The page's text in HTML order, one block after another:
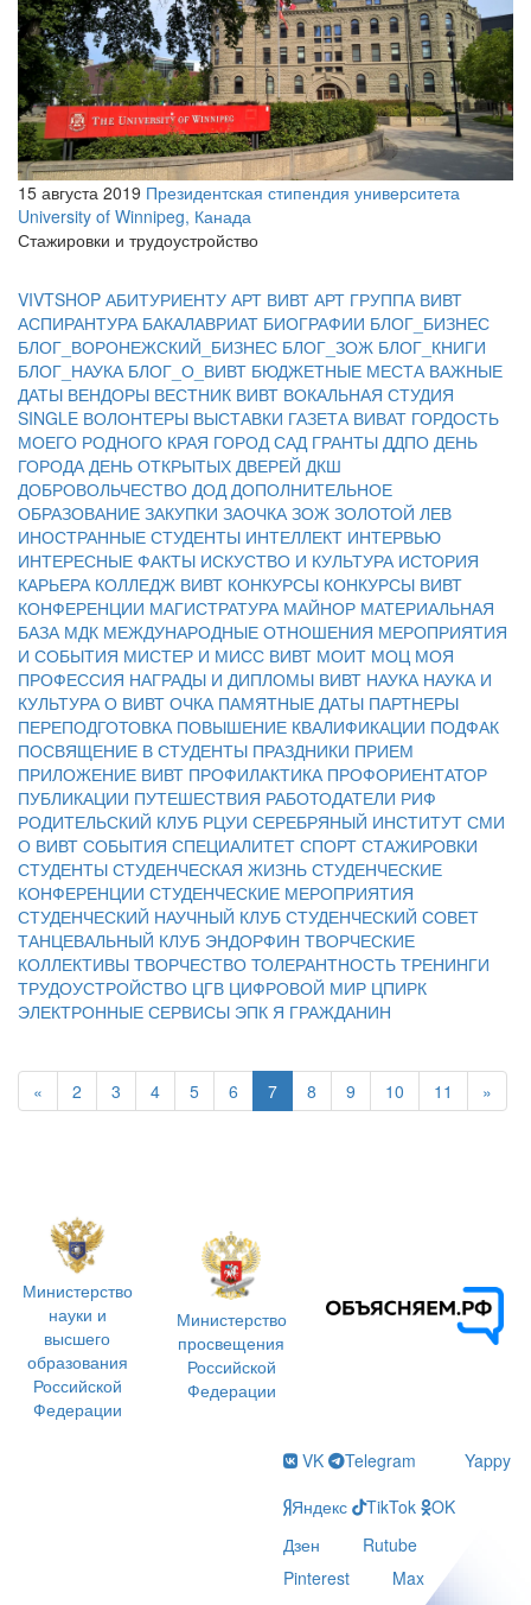
15 августа 2019 Президентская стипендия университета
University of Winnipeg, Канада
Стажировки и трудоустройство
VIVTSHOP АБИТУРИЕНТУ АРТ ВИВТ АРТ ГРУППА ВИВТ
АСПИРАНТУРА БАКАЛАВРИАТ БИОГРАФИИ БЛОГ_БИЗНЕС
БЛОГ_ВОРОНЕЖСКИЙ_БИЗНЕС БЛОГ_ЗОЖ БЛОГ_КНИГИ
БЛОГ_НАУКА БЛОГ_О_ВИВТ БЮДЖЕТНЫЕ МЕСТА ВАЖНЫЕ
ДАТЫ ВЕНДОРЫ ВЕСТНИК ВИВТ ВОКАЛЬНАЯ СТУДИЯ
SINGLE ВОЛОНТЕРЫ ВЫСТАВКИ ГАЗЕТА ВИВАТ ГОРДОСТЬ
МОЕГО РОДНОГО КРАЯ ГОРОД САД ГРАНТЫ ДДПО ДЕНЬ
ГОРОДАДЕНЬ ОТКРЫТЫХ ДВЕРЕЙ ДКШ
ДОБРОВОЛЬЧЕСТВО ДОДДОПОЛНИТЕЛЬНОЕ
ОБРАЗОВАНИЕ ЗАКУПКИ ЗАОЧКАЗОЖ ЗОЛОТОЙ ЛЕВ
ИНОСТРАННЫЕ СТУДЕНТЫ ИНТЕЛЛЕКТ ИНТЕРВЬЮ
ИНТЕРЕСНЫЕ ФАКТЫ ИСКУСТВО И КУЛЬТУРА ИСТОРИЯ
КАРЬЕРА КОЛЛЕДЖ ВИВТ КОНКУРСЫ КОНКУРСЫ ВИВТ
КОНФЕРЕНЦИИ МАГИСТРАТУРА МАЙНОР МАТЕРИАЛЬНАЯ
БАЗА МДК МЕЖДУНАРОДНЫЕ ОТНОШЕНИЯ МЕРОПРИЯТИЯ
И СОБЫТИЯ МИСТЕР И МИСС ВИВТ МОИТ МОЦ МОЯ
ПРОФЕССИЯ НАГРАДЫ И ДИПЛОМЫ ВИВТ НАУКА НАУКА И
КУЛЬТУРАО ВИВТ ОЧКА ПАМЯТНЫЕ ДАТЫ ПАРТНЕРЫ
ПЕРЕПОДГОТОВКА ПОВЫШЕНИЕ КВАЛИФИКАЦИИ ПОДФАК
ПОСВЯЩЕНИЕ В СТУДЕНТЫ ПРАЗДНИКИ ПРИЕМ
ПРИЛОЖЕНИЕ ВИВТ ПРОФИЛАКТИКА ПРОФОРИЕНТАТОР
ПУБЛИКАЦИИ ПУТЕШЕСТВИЯ РАБОТОДАТЕЛИ РИФ
РОДИТЕЛЬСКИЙ КЛУБ РЦУИ СЕРЕБРЯНЫЙ ИНСТИТУТ СМИ
О ВИВТ СОБЫТИЯ СПЕЦИАЛИТЕТ СПОРТ СТАЖИРОВКИ
СТУДЕНТЫ СТУДЕНЧЕСКАЯ ЖИЗНЬ СТУДЕНЧЕСКИЕ
КОНФЕРЕНЦИИ СТУДЕНЧЕСКИЕ МЕРОПРИЯТИЯ
СТУДЕНЧЕСКИЙ НАУЧНЫЙ КЛУБ СТУДЕНЧЕСКИЙ СОВЕТ
ТАНЦЕВАЛЬНЫЙ КЛУБ ЭНДОРФИН ТВОРЧЕСКИЕ
КОЛЛЕКТИВЫ ТВОРЧЕСТВО ТОЛЕРАНТНОСТЬ ТРЕНИНГИ
ТРУДОУСТРОЙСТВО ЦГВ ЦИФРОВОЙ МИР ЦПИРК
ЭЛЕКТРОННЫЕ СЕРВИСЫ ЭПК Я ГРАЖДАНИН
« 2 3 4 5 6 7 8 9 10 11 »
Министерство
науки и
высшего
образования
Российской
Федерации
Министерство
просвещения
Российской
Федерации
VK Telegram
Yappy
Яндекс
TikTok
OK
Дзен
Rutube
Pinterest
Max